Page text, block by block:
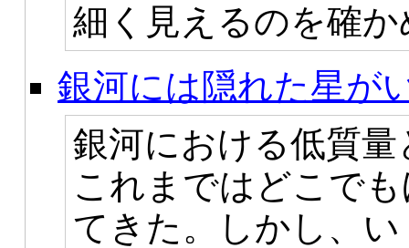
細く見えるのを確
銀河には隠れた星が
銀河における低質
これまではどこで
てきた。しかし、